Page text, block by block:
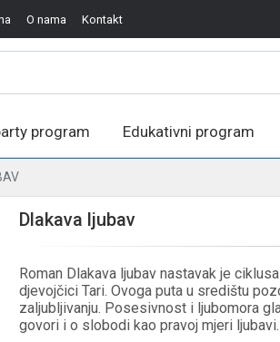
O nama Kontakt
program Edukativni program
Dlakava ljubav
Roman Dlakava ljubav nastavak je
djevojčici Tari. Ovoga puta u središtu
zaljubljivanju. Posesivnost i ljubomora
govori i o slobodi kao pravoj mjeri ljubavi.